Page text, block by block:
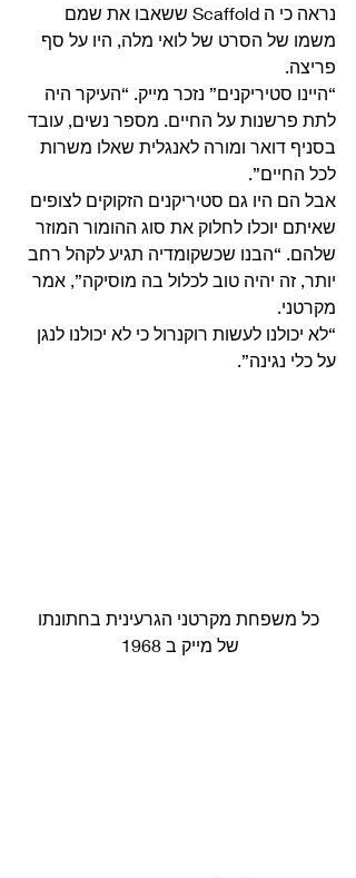
נראה כי ה Scaffold ששאבו את שמם
משמו של הסרט של לואי מלה, היו על סף
פריצה.
“היינו סטיריקנים” נזכר מייק. “העיקר היה
לתת פרשנות על החיים. מספר נשים, עובד
בסניף דואר ומורה לאנגלית שאלו משרות
לכל החיים”.
אבל הם היו גם סטיריקנים הזקוקים לצופים
שאיתם יוכלו לחלוק את סוג ההומור המוזר
שלהם. “הבנו שכשקומדיה תגיע לקהל רחב
יותר, זה יהיה טוב לכלול בה מוסיקה”, אמר
מקרטני.
“לא יכולנו לעשות רוקנרול כי לא יכולנו לנגן
על כלי נגינה”.
כל משפחת מקרטני הגרעינית בחתונתו
של מייק ב 1968